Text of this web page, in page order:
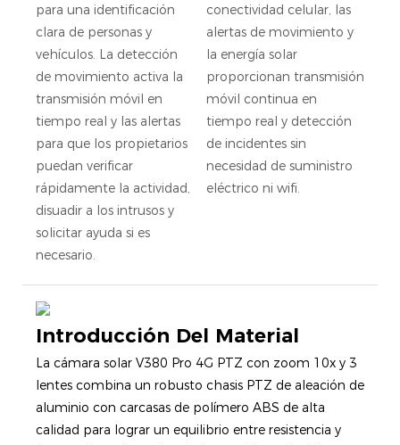
para una identificación
clara de personas y
vehículos. La detección
de movimiento activa la
transmisión móvil en
tiempo real y las alertas
para que los propietarios
puedan verificar
rápidamente la actividad,
disuadir a los intrusos y
solicitar ayuda si es
necesario.
conectividad celular, las
alertas de movimiento y
la energía solar
proporcionan transmisión
móvil continua en
tiempo real y detección
de incidentes sin
necesidad de suministro
eléctrico ni wifi.
Introducción Del Material
La cámara solar V380 Pro 4G PTZ con zoom 10x y 3
lentes combina un robusto chasis PTZ de aleación de
aluminio con carcasas de polímero ABS de alta
calidad para lograr un equilibrio entre resistencia y